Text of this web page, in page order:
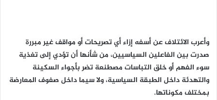
وأعرب الائتلاف عن أسفه إزاء أي تصريحات أو مواقف غير مبررة
صدرت بين الفاعلين السياسيين، من شأنها أن تؤدي إلى تغذية
سوء الفهم أو خلق التباسات مصطنعة تضر بأجواء السكينة
والتهدئة داخل الطبقة السياسية، ولا سيما داخل صفوف المعارضة
بمختلف مكوناتها.